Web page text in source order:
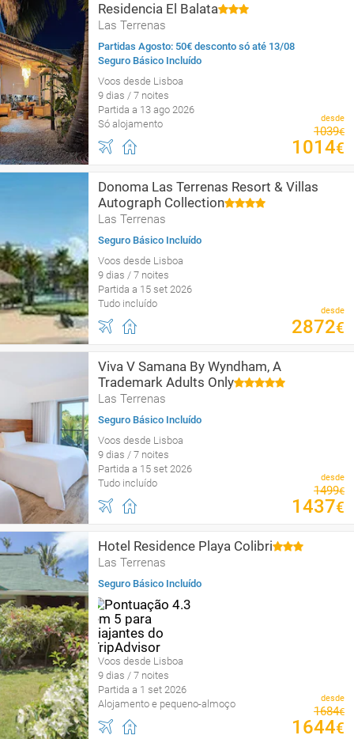
Residencia El Balata
Las Terrenas
Partidas Agosto: 50€ desconto só até 13/08
Seguro Básico Incluído
Voos desde Lisboa
9 dias / 7 noites
Partida a 13 ago 2026
Só alojamento
desde
1039€
1014€
Donoma Las Terrenas Resort & Villas
Autograph Collection
Las Terrenas
Seguro Básico Incluído
Voos desde Lisboa
9 dias / 7 noites
Partida a 15 set 2026
Tudo incluído
desde
2872€
Viva V Samana By Wyndham, A
Trademark Adults Only
Las Terrenas
Seguro Básico Incluído
Voos desde Lisboa
9 dias / 7 noites
Partida a 15 set 2026
Tudo incluído
desde
1499€
1437€
Hotel Residence Playa Colibri
Las Terrenas
Seguro Básico Incluído
Voos desde Lisboa
9 dias / 7 noites
Partida a 1 set 2026
Alojamento e pequeno-almoço
desde
1684€
1644€